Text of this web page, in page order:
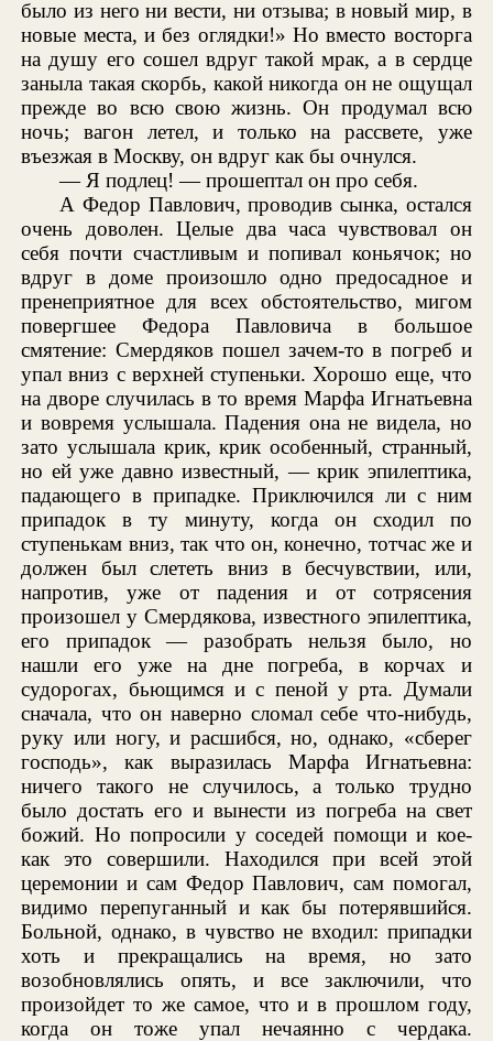
было из него ни вести, ни отзыва; в новый мир, в
новые места, и без оглядки!» Но вместо восторга
на душу его сошел вдруг такой мрак, а в сердце
заныла такая скорбь, какой никогда он не ощущал
прежде во всю свою жизнь. Он продумал всю
ночь; вагон летел, и только на рассвете, уже
въезжая в Москву, он вдруг как бы очнулся.
— Я подлец! — прошептал он про себя.
А Федор Павлович, проводив сынка, остался
очень доволен. Целые два часа чувствовал он
себя почти счастливым и попивал коньячок; но
вдруг в доме произошло одно предосадное и
пренеприятное для всех обстоятельство, мигом
повергшее Федора Павловича в большое
смятение: Смердяков пошел зачем-то в погреб и
упал вниз с верхней ступеньки. Хорошо еще, что
на дворе случилась в то время Марфа Игнатьевна
и вовремя услышала. Падения она не видела, но
зато услышала крик, крик особенный, странный,
но ей уже давно известный, — крик эпилептика,
падающего в припадке. Приключился ли с ним
припадок в ту минуту, когда он сходил по
ступенькам вниз, так что он, конечно, тотчас же и
должен был слететь вниз в бесчувствии, или,
напротив, уже от падения и от сотрясения
произошел у Смердякова, известного эпилептика,
его припадок — разобрать нельзя было, но
нашли его уже на дне погреба, в корчах и
судорогах, бьющимся и с пеной у рта. Думали
сначала, что он наверно сломал себе что-нибудь,
руку или ногу, и расшибся, но, однако, «сберег
господь», как выразилась Марфа Игнатьевна:
ничего такого не случилось, а только трудно
было достать его и вынести из погреба на свет
божий. Но попросили у соседей помощи и кое-
как это совершили. Находился при всей этой
церемонии и сам Федор Павлович, сам помогал,
видимо перепуганный и как бы потерявшийся.
Больной, однако, в чувство не входил: припадки
хоть и прекращались на время, но зато
возобновлялись опять, и все заключили, что
произойдет то же самое, что и в прошлом году,
когда он тоже упал нечаянно с чердака.